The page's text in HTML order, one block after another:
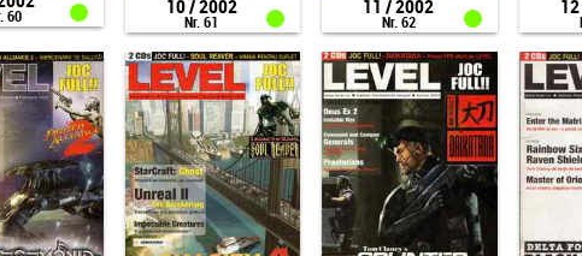
60 10 / 2002
Nr. 61
11 / 2002
Nr. 62